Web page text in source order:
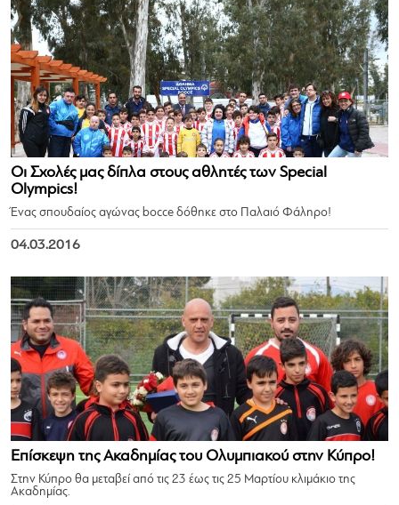
Οι Σχολές μας δίπλα στους αθλητές των Special
Olympics!
Ένας σπουδαίος αγώνας bocce δόθηκε στο Παλαιό Φάληρο!
04.03.2016
Επίσκεψη της Ακαδημίας του Ολυμπιακού στην Κύπρο!
Στην Κύπρο θα μεταβεί από τις 23 έως τις 25 Μαρτίου κλιμάκιο της
Ακαδημίας.